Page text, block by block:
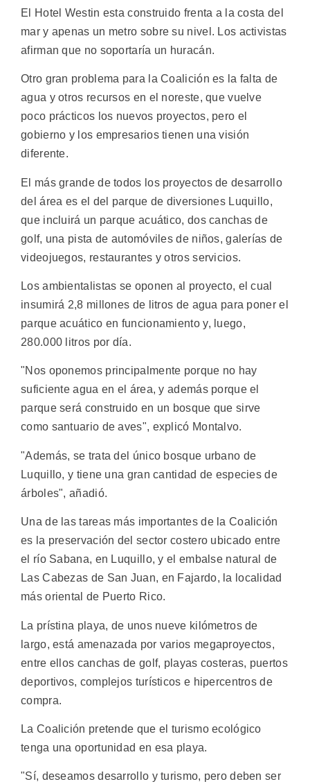
El Hotel Westin esta construido frenta a la costa del
mar y apenas un metro sobre su nivel. Los activistas
afirman que no soportaría un huracán.
Otro gran problema para la Coalición es la falta de
agua y otros recursos en el noreste, que vuelve
poco prácticos los nuevos proyectos, pero el
gobierno y los empresarios tienen una visión
diferente.
El más grande de todos los proyectos de desarrollo
del área es el del parque de diversiones Luquillo,
que incluirá un parque acuático, dos canchas de
golf, una pista de automóviles de niños, galerías de
videojuegos, restaurantes y otros servicios.
Los ambientalistas se oponen al proyecto, el cual
insumirá 2,8 millones de litros de agua para poner el
parque acuático en funcionamiento y, luego,
280.000 litros por día.
"Nos oponemos principalmente porque no hay
suficiente agua en el área, y además porque el
parque será construido en un bosque que sirve
como santuario de aves", explicó Montalvo.
"Además, se trata del único bosque urbano de
Luquillo, y tiene una gran cantidad de especies de
árboles", añadió.
Una de las tareas más importantes de la Coalición
es la preservación del sector costero ubicado entre
el río Sabana, en Luquillo, y el embalse natural de
Las Cabezas de San Juan, en Fajardo, la localidad
más oriental de Puerto Rico.
La prístina playa, de unos nueve kilómetros de
largo, está amenazada por varios megaproyectos,
entre ellos canchas de golf, playas costeras, puertos
deportivos, complejos turísticos e hipercentros de
compra.
La Coalición pretende que el turismo ecológico
tenga una oportunidad en esa playa.
"Sí, deseamos desarrollo y turismo, pero deben ser